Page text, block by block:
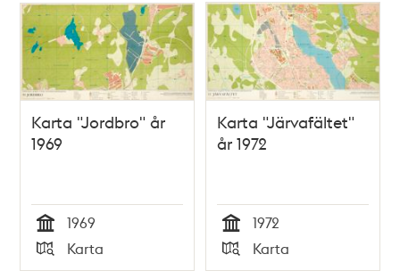
Karta "Jordbro" år
1969
Tid
1969
Typ
Karta
Karta "Järvafältet"
år 1972
Tid
1972
Typ
Karta